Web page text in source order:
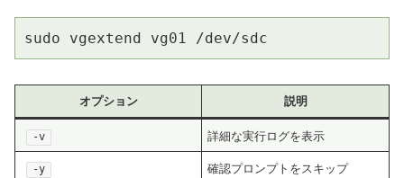
sudo vgextend vg01 /dev/sdc
オプション 説明
-v 詳細な実行ログを表示
-y 確認プロンプトをスキップ